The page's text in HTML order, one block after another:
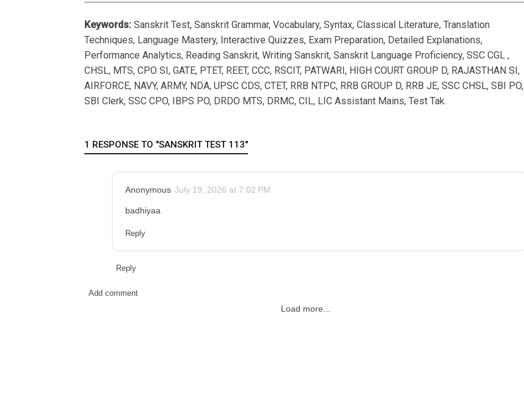
Keywords: Sanskrit Test, Sanskrit Grammar, Vocabulary, Syntax, Classical Literature, Translation
Techniques, Language Mastery, Interactive Quizzes, Exam Preparation, Detailed Explanations,
Performance Analytics, Reading Sanskrit, Writing Sanskrit, Sanskrit Language Proficiency, SSC CGL ,
CHSL, MTS, CPO SI, GATE, PTET, REET, CCC, RSCIT, PATWARI, HIGH COURT GROUP D, RAJASTHAN SI,
AIRFORCE, NAVY, ARMY, NDA, UPSC CDS, CTET, RRB NTPC, RRB GROUP D, RRB JE, SSC CHSL, SBI PO,
SBI Clerk, SSC CPO, IBPS PO, DRDO MTS, DRMC, CIL, LIC Assistant Mains, Test Tak.
1 RESPONSE TO "SANSKRIT TEST 113"
Anonymous July 19, 2026 at 7:02 PM
badhiyaa
Reply
Reply
Add comment
Load more...